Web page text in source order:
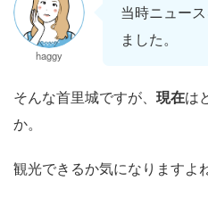
haggy
当時ニュー
ました。
そんな首里城ですが、 現在は
か。
観光できるか気になりますよね